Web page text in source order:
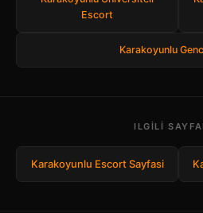
Escort
Karakoyunlu
ILGILI
Karakoyunlu Escort Sayfasi